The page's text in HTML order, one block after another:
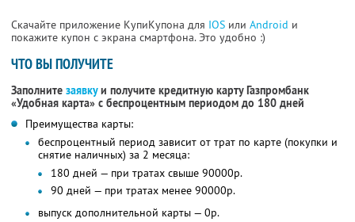
Скачайте приложение КупиКупона для IOS или Android и
покажите купон с экрана смартфона. Это удобно :)
ЧТО ВЫ ПОЛУЧИТЕ
Заполните заявкуи получите кредитную карту Газпромбанк
«Удобная карта» с беспроцентным периодом до 180 дней
Преимущества карты:
беспроцентный период зависит от трат по карте (покупки и
снятие наличных) за 2 месяца:
180 дней — при тратах свыше 90000р.
90 дней — при тратах менее 90000р.
выпуск дополнительной карты — 0р.